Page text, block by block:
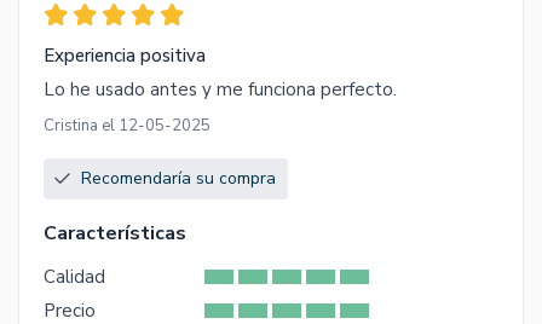
Experiencia positiva
Lo he usado antes y me funciona perfecto.
Cristina el 12-05-2025
Recomendaría su compra
Características
Calidad
Precio